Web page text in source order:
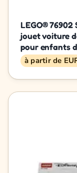
LEGO® 76902
jouet voiture
pour enfants
à partir de